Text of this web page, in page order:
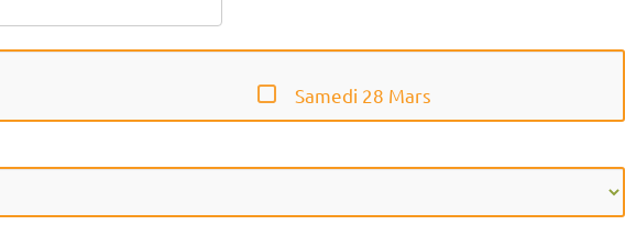
Samedi 28 Mars